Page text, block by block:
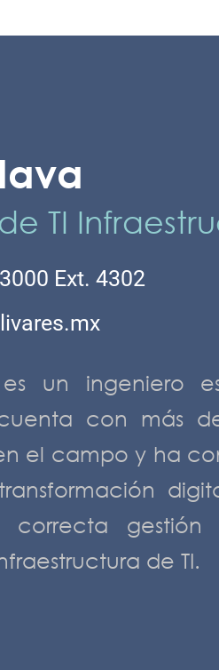
TI
Ext. 4302
un ingeniero
con más
el campo y ha
correcta gestión
de TI.